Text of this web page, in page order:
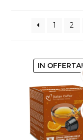
1 2
IN OFFERTA!